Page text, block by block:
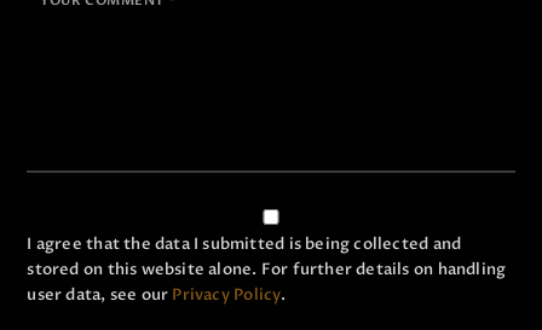
I agree that the data I submitted is being collected and
stored on this website alone. For further details on handling
user data, see our Privacy Policy.